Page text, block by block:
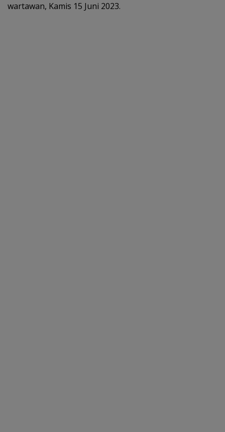
wartawan, Kamis 15 Juni 2023.